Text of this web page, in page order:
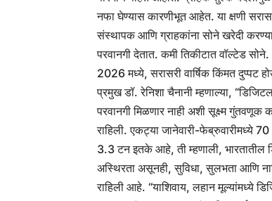
नफा घेण्यास कारणीभूत आहेत. या क्षणी
संस्थापक आणि ग्राहकांना सोने खरेदी
परवानगी देतात. कमी तिकीटात वॉल्टेड
2026 मध्ये, सरासरी वार्षिक किंमत
प्रमुख डॉ. रेनिशा चैनानी म्हणाल्या,
परवानगी मिळणार नाही अशी सूक्ष्म
राहिली. एकट्या जानेवारी-फेब्रुवारीमध्ये
3.3 टन इतके आहे, ती म्हणाली, भारतातील
अस्थिरता असूनही, सुविधा, सुलभता आणि
राहिली आहे. “याशिवाय, लहान मूल्यांमध्ये